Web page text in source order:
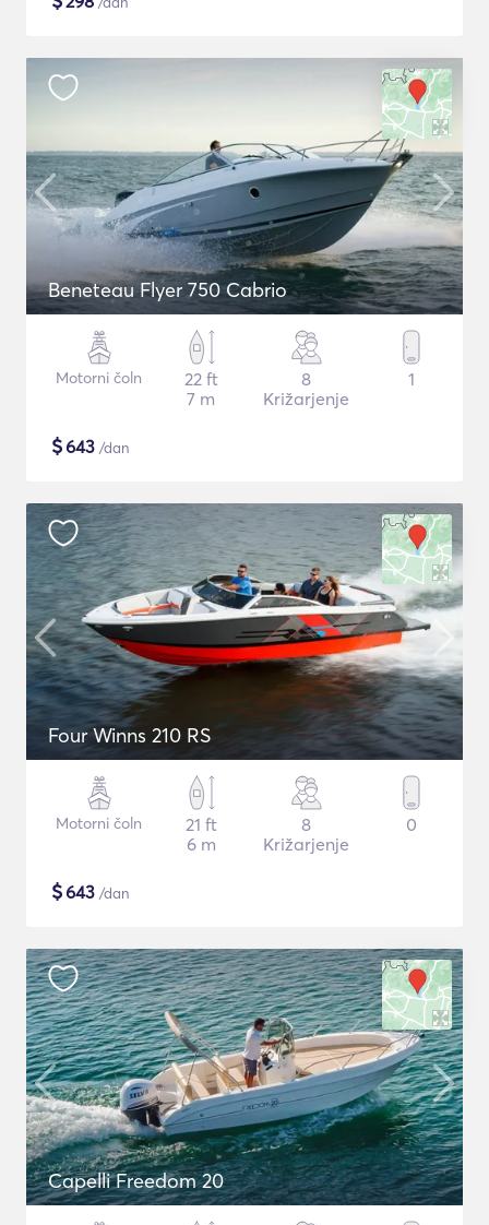
Beneteau Flyer 750 Cabrio
Motorni čoln
22 ft
7 m
8
Križarjenje
1
$643 /dan
Four Winns 210 RS
Motorni čoln
21 ft
6 m
8
Križarjenje
0
$643 /dan
Capelli Freedom 20